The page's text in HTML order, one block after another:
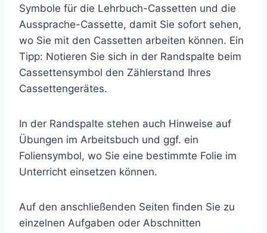
Symbole für die Lehrbuch-Cassetten und die
Aussprache-Cassette, damit Sie sofort sehen,
wo Sie mit den Cassetten arbeiten können. Ein
Tipp: Notieren Sie sich in der Randspalte beim
Cassettensymbol den Zählerstand Ihres
Cassettengerätes.
In der Randspalte stehen auch Hinweise auf
Übungen im Arbeitsbuch und ggf. ein
Foliensymbol, wo Sie eine bestimmte Folie im
Unterricht einsetzen können.
Auf den anschließenden Seiten finden Sie zu
einzelnen Aufgaben oder Abschnitten